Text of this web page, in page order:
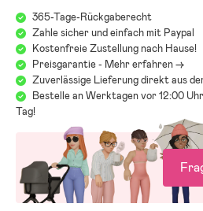
365-Tage-Rückgaberecht
Zahle sicher und einfach mit Paypal
Kostenfreie Zustellung nach Hause!
Preisgarantie - Mehr erfahren ->
Zuverlässige Lieferung direkt aus
Bestelle an Werktagen vor 12:00
Tag!